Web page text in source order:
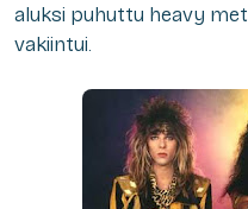
aluksi puhuttu heavy
vakiintui.